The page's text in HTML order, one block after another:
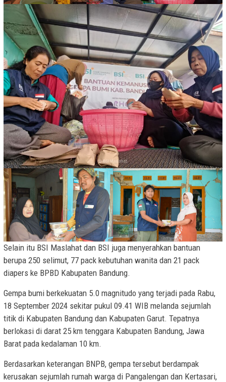
Selain itu BSI Maslahat dan BSI juga menyerahkan bantuan
berupa 250 selimut, 77 pack kebutuhan wanita dan 21 pack
diapers ke BPBD Kabupaten Bandung.
Gempa bumi berkekuatan 5.0 magnitudo yang terjadi pada Rabu,
18 September 2024 sekitar pukul 09.41 WIB melanda sejumlah
titik di Kabupaten Bandung dan Kabupaten Garut. Tepatnya
berlokasi di darat 25 km tenggara Kabupaten Bandung, Jawa
Barat pada kedalaman 10 km.
Berdasarkan keterangan BNPB, gempa tersebut berdampak
kerusakan sejumlah rumah warga di Pangalengan dan Kertasari,